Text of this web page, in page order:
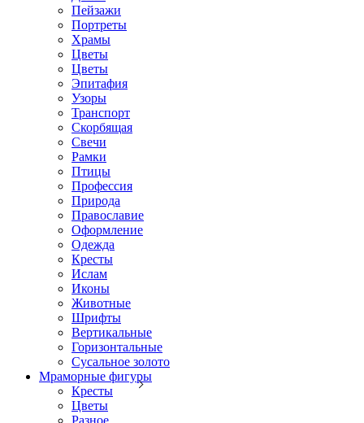
Пейзажи
Портреты
Храмы
Цветы
Цветы
Эпитафия
Узоры
Транспорт
Скорбящая
Свечи
Рамки
Птицы
Профессия
Природа
Православие
Оформление
Одежда
Кресты
Ислам
Иконы
Животные
Шрифты
Вертикальные
Горизонтальные
Сусальное золото
Мраморные фигуры
Кресты
Цветы
Разное